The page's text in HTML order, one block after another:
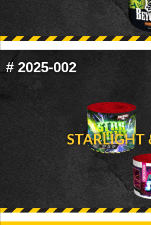
# 2025-002
STARLIGHT